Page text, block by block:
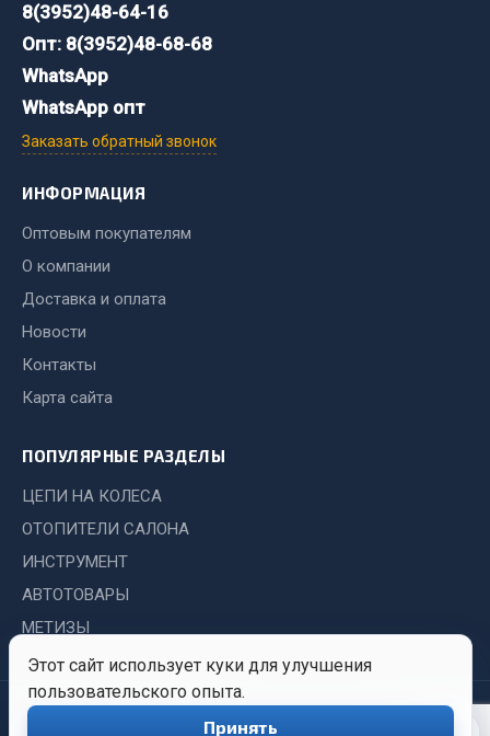
Показать ещё
Весь раздел
Запчасти ЯМЗ
Двигатель
Коробка передач
Рулевое управление
Тормозная система
Весь раздел
Запчасти HOWO
Подвеска
Система питания
Система выпуска газа
Этот сайт использует куки для улучшения
пользовательского опыта.
Принять
8(3952)48-64-16
Опт: 8(3952)48-68-68
WhatsApp
WhatsApp опт
Заказать обратный звонок
ИНФОРМАЦИЯ
Оптовым покупателям
О компании
Доставка и оплата
Новости
Контакты
Карта сайта
ПОПУЛЯРНЫЕ РАЗДЕЛЫ
ЦЕПИ НА КОЛЕСА
ОТОПИТЕЛИ САЛОНА
ИНСТРУМЕНТ
АВТОТОВАРЫ
МЕТИЗЫ
© 2026 Иркутский Центр Политика
Обработка